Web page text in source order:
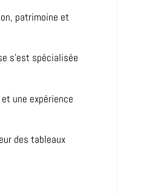
patrimoine et
s’est spécialisée
une expérience
des tableaux